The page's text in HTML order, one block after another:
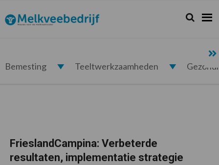
de
hoofdnavigatie
de
hoofd
de
eerste
de
voettekst
Melkveebedrijf.nl Zoeken...
Zoek
Bemesting Teeltwerkzaamheden
FrieslandCampina: Verbeterde
resultaten, implementatie strategie